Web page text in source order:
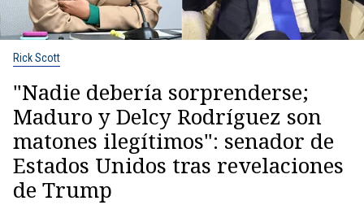
Rick Scott
"Nadie debería sorprenderse;
Maduro y Delcy Rodríguez son
matones ilegítimos": senador de
Estados Unidos tras revelaciones
de Trump